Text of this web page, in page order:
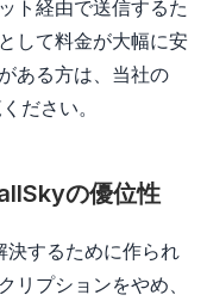
ト経由で送信するた
して料金が大幅に安
ある方は、当社の
ださい。
の優位性
するために作られ
リプションをやめ、